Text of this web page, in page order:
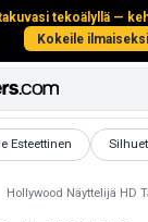
tekoälyllä —
Kokeile
Esteettinen
Hollywood Näyttelijä HD